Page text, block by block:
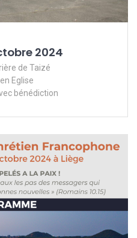
2024
de Taizé
Eglise
bénédiction